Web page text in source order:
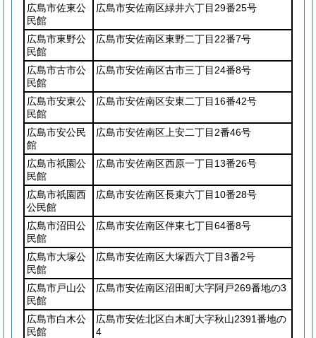
広島市佐東公
民館
広島市安佐南区緑井六丁目29番25号
広島市東野公
民館
広島市安佐南区東野二丁目22番7号
広島市古市公
民館
広島市安佐南区古市三丁目24番8号
広島市安東公
民館
広島市安佐南区安東二丁目16番42号
広島市安公民
館
広島市安佐南区上安二丁目2番46号
広島市祇園公
民館
広島市安佐南区西原一丁目13番26号
広島市祇園西
公民館
広島市安佐南区長束六丁目10番28号
広島市沼田公
民館
広島市安佐南区伴東七丁目64番8号
広島市大塚公
民館
広島市安佐南区大塚西六丁目3番2号
広島市戸山公
民館
広島市安佐南区沼田町大字阿戸269番地の3
広島市白木公
民館
広島市安佐北区白木町大字秋山2391番地の
4